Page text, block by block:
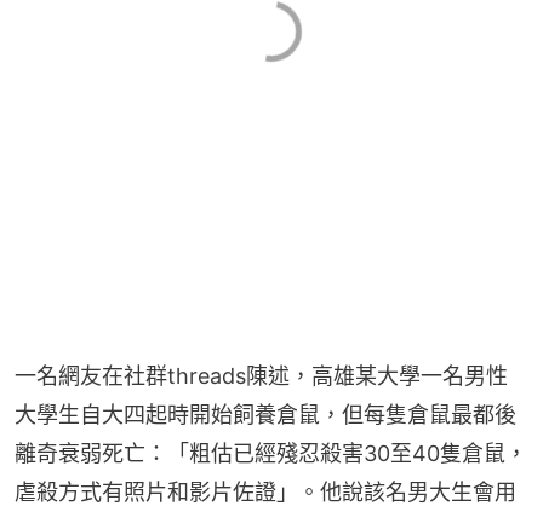
一名網友在社群threads陳述，高雄某大學一名男性
大學生自大四起時開始飼養倉鼠，但每隻倉鼠最都後
離奇衰弱死亡：「粗估已經殘忍殺害30至40隻倉鼠，
虐殺方式有照片和影片佐證」。他說該名男大生會用